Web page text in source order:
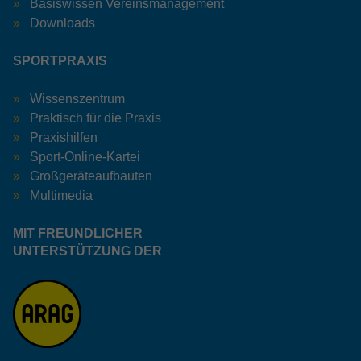
Basiswissen Vereinsmanagement
Downloads
SPORTPRAXIS
Wissenszentrum
Praktisch für die Praxis
Praxishilfen
Sport-Online-Kartei
Großgeräteaufbauten
Multimedia
MIT FREUNDLICHER
UNTERSTÜTZUNG DER